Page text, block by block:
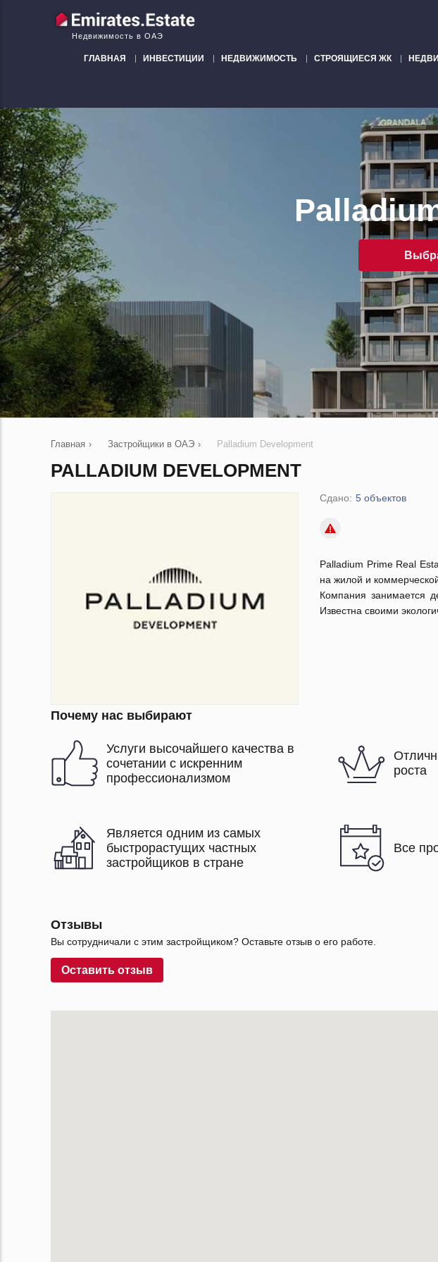
Недвижимость в ОАЭ
ГЛАВНАЯ ИНВЕСТИЦИИ НЕДВИЖИМОСТЬ СТРОЯЩИЕСЯ ЖК
Главная › Застройщики в ОАЭ › Palladium Development
PALLADIUM DEVELOPMENT
Сдано: 5 объектов
Palladium Prime Real
на жилой и
Компания занимается
Известна своими
Почему нас выбирают
Услуги высочайшего качества в
сочетании с искренним
профессионализмом
роста
Является одним из самых
быстрорастущих частных
застройщиков в стране
Все
Отзывы
Вы сотрудничали с этим застройщиком? Оставьте отзыв о его работе.
Оставить отзыв